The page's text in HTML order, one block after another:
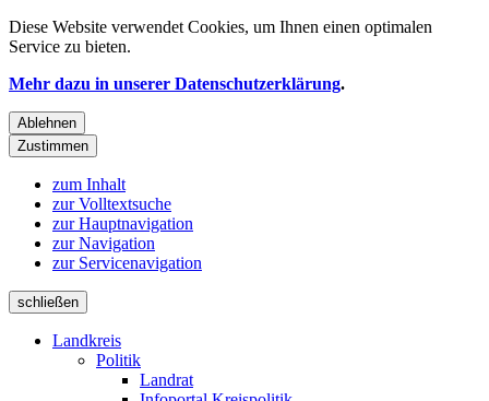
Diese Website verwendet Cookies, um Ihnen einen optimalen
Service zu bieten.
Mehr dazu in unserer Datenschutzerklärung.
Ablehnen
Zustimmen
zum Inhalt
zur Volltextsuche
zur Hauptnavigation
zur Navigation
zur Servicenavigation
schließen
Landkreis
Politik
Landrat